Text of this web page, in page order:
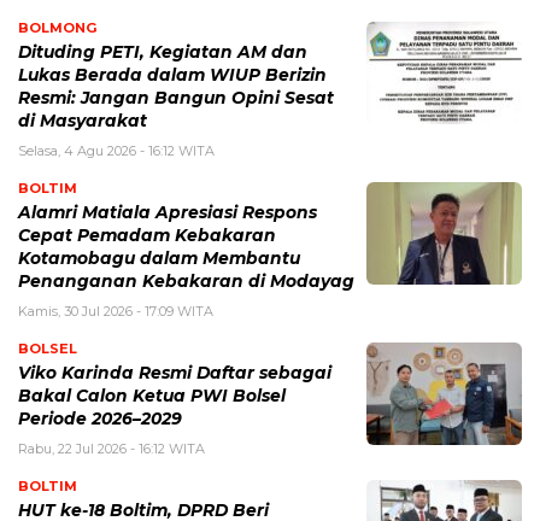
BOLMONG
Dituding PETI, Kegiatan AM dan
Lukas Berada dalam WIUP Berizin
Resmi: Jangan Bangun Opini Sesat
di Masyarakat
Selasa, 4 Agu 2026 - 16:12 WITA
BOLTIM
Alamri Matiala Apresiasi Respons
Cepat Pemadam Kebakaran
Kotamobagu dalam Membantu
Penanganan Kebakaran di Modayag
Kamis, 30 Jul 2026 - 17:09 WITA
BOLSEL
Viko Karinda Resmi Daftar sebagai
Bakal Calon Ketua PWI Bolsel
Periode 2026–2029
Rabu, 22 Jul 2026 - 16:12 WITA
BOLTIM
HUT ke-18 Boltim, DPRD Beri